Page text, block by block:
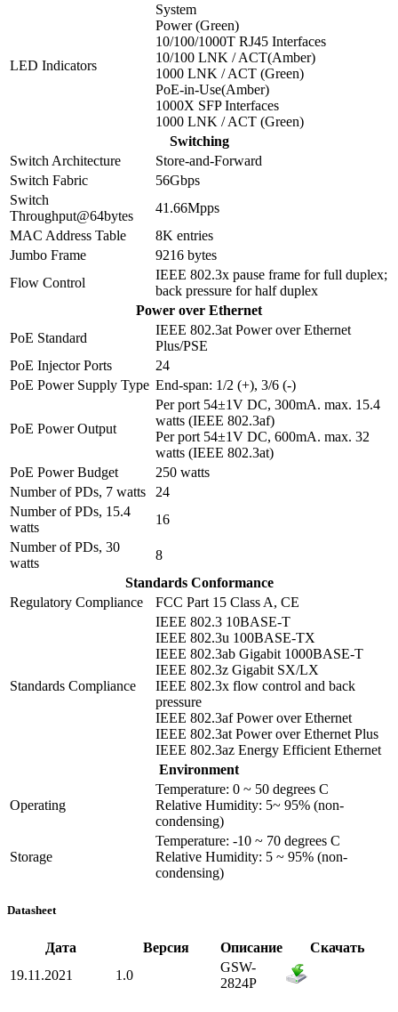
LED Indicators
System
Power (Green)
10/100/1000T RJ45 Interfaces
10/100 LNK / ACT(Amber)
1000 LNK / ACT (Green)
PoE-in-Use(Amber)
1000X SFP Interfaces
1000 LNK / ACT (Green)
Switching
Switch Architecture
Store-and-Forward
Switch Fabric
56Gbps
Switch
Throughput@64bytes
41.66Mpps
MAC Address Table
8K entries
Jumbo Frame
9216 bytes
Flow Control
IEEE 802.3x pause frame for full duplex;
back pressure for half duplex
Power over Ethernet
PoE Standard
IEEE 802.3at Power over Ethernet
Plus/PSE
PoE Injector Ports
24
PoE Power Supply Type End-span: 1/2 (+), 3/6 (-)
PoE Power Output
Per port 54±1V DC, 300mA. max. 15.4
watts (IEEE 802.3af)
Per port 54±1V DC, 600mA. max. 32
watts (IEEE 802.3at)
PoE Power Budget
250 watts
Number of PDs, 7 watts
24
Number of PDs, 15.4
watts
16
Number of PDs, 30
watts
8
Standards Conformance
Regulatory Compliance
FCC Part 15 Class A, CE
Standards Compliance
IEEE 802.3 10BASE-T
IEEE 802.3u 100BASE-TX
IEEE 802.3ab Gigabit 1000BASE-T
IEEE 802.3z Gigabit SX/LX
IEEE 802.3x flow control and back
pressure
IEEE 802.3af Power over Ethernet
IEEE 802.3at Power over Ethernet Plus
IEEE 802.3az Energy Efficient Ethernet
Environment
Operating
Temperature: 0 ~ 50 degrees C
Relative Humidity: 5~ 95% (non-
condensing)
Storage
Temperature: -10 ~ 70 degrees C
Relative Humidity: 5 ~ 95% (non-
condensing)
Datasheet
Дата Версия Описание
Скачать
19.11.2021
1.0
GSW-
2824P